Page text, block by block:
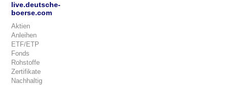
live.deutsche-
boerse.com
Aktien
Anleihen
ETF/ETP
Fonds
Rohstoffe
Zertifikate
Nachhaltig